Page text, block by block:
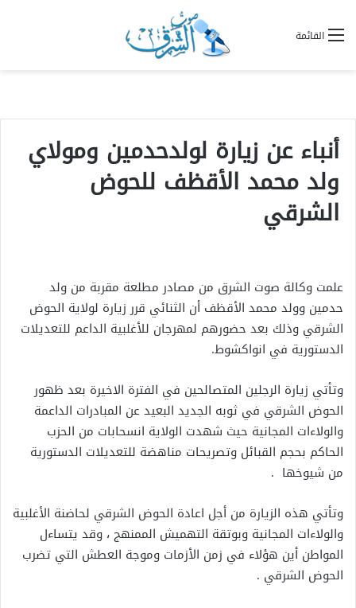
القائمة
أنباء عن زيارة لولدحدمين ومولاي
ولد محمد الأقظف للحوض
الشرقي
علمت وكالة صوت الشرق من مصادر مطلعة مقربة من ولد
حدمين وولد محمد الأقظف أن الثنائي قرر زيارة لولاية الحوض
الشرقي وذلك بعد حضورهم لمهرجان للأغلبية الداعم للتعديلات
الدستورية في انواكشوط.
وتأتي زيارة الرجلين المتصالحين في الفترة الاخيرة بعد ظهور
الحوض الشرقي في ثوبه الجديد البعيد عن المبادرات الداعمة
والولاءات المجانية حيث شهدت الولاية انسحابات من الحزب
الحاكم بحجم القبائل وتصريحات مناهضة للتعديلات الدستورية
من شيوخها .
وتأتي هذه الزيارة من أجل اعادة الحوض الشرقي لحاضنة الأغلبية
والولاءات المجانية وبوتقة التهميش الممنهج ، وقد يتساءل
المواطن أين هؤلاء في زمن الأزمات وموجة العطش التي تضرب
الحوض الشرقي .